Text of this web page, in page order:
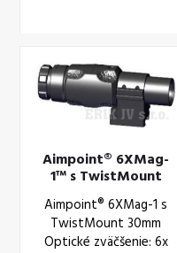
Aimpoint® 6XMag-
1™ s TwistMount
30mm (200339)
Aimpoint® 6XMag-1 s
TwistMount 30mm
Optické zväčšenie: 6x